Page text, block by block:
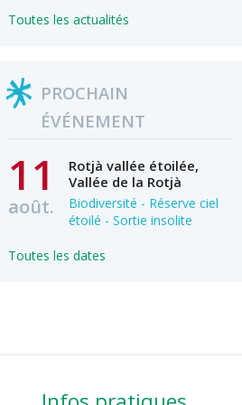
Toutes les actualités
PROCHAIN
ÉVÉNEMENT
11
août.
Rotjà vallée étoilée,
Vallée de la Rotjà
Biodiversité - Réserve ciel
étoilé - Sortie insolite
Toutes les dates